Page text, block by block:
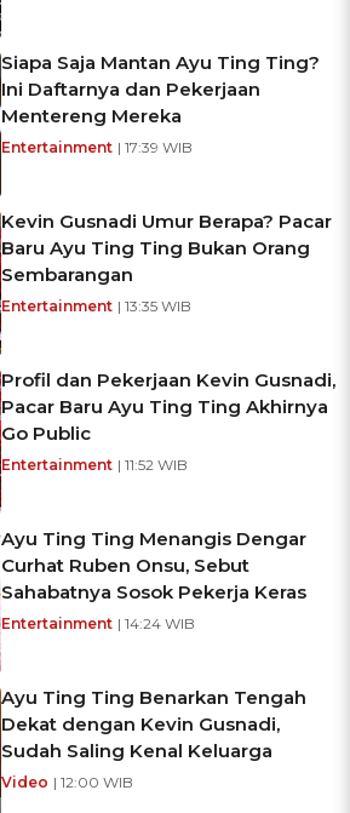
Siapa Saja Mantan Ayu Ting Ting?
Ini Daftarnya dan Pekerjaan
Mentereng Mereka
Entertainment | 17:39 WIB
Kevin Gusnadi Umur Berapa? Pacar
Baru Ayu Ting Ting Bukan Orang
Sembarangan
Entertainment | 13:35 WIB
Profil dan Pekerjaan Kevin Gusnadi,
Pacar Baru Ayu Ting Ting Akhirnya
Go Public
Entertainment | 11:52 WIB
Ayu Ting Ting Menangis Dengar
Curhat Ruben Onsu, Sebut
Sahabatnya Sosok Pekerja Keras
Entertainment | 14:24 WIB
Ayu Ting Ting Benarkan Tengah
Dekat dengan Kevin Gusnadi,
Sudah Saling Kenal Keluarga
Video | 12:00 WIB